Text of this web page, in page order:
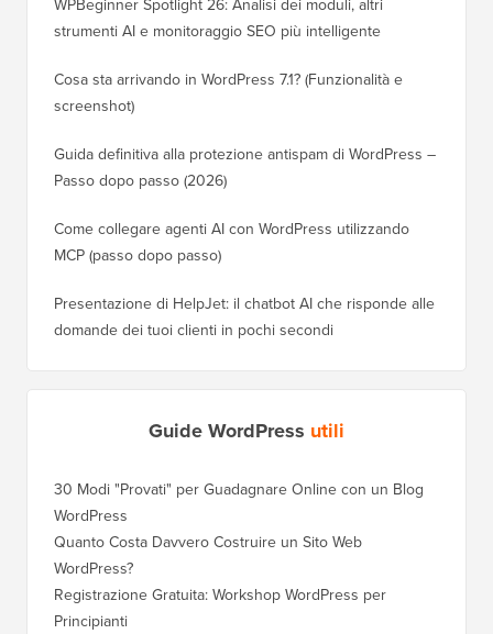
strumenti AI e monitoraggio SEO più intelligente
Cosa sta arrivando in WordPress 7.1? (Funzionalità e
screenshot)
Guida definitiva alla protezione antispam di WordPress –
Passo dopo passo (2026)
Come collegare agenti AI con WordPress utilizzando
MCP (passo dopo passo)
Presentazione di HelpJet: il chatbot AI che risponde alle
domande dei tuoi clienti in pochi secondi
Guide WordPress utili
30 Modi "Provati" per Guadagnare Online con un Blog
WordPress
Quanto Costa Davvero Costruire un Sito Web
WordPress?
Registrazione Gratuita: Workshop WordPress per
Principianti